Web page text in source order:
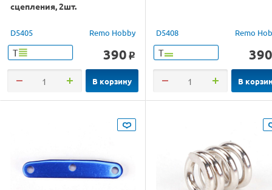
сцепления, 2шт.
D5405 Remo Hobby
Т 390 o
В корзину
D5408 Remo
Т 390
В